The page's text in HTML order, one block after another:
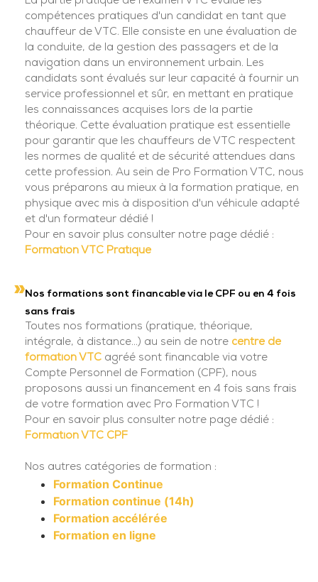
compétences pratiques d'un candidat en tant que
chauffeur de VTC. Elle consiste en une évaluation de
la conduite, de la gestion des passagers et de la
navigation dans un environnement urbain. Les
candidats sont évalués sur leur capacité à fournir un
service professionnel et sûr, en mettant en pratique
les connaissances acquises lors de la partie
théorique. Cette évaluation pratique est essentielle
pour garantir que les chauffeurs de VTC respectent
les normes de qualité et de sécurité attendues dans
cette profession. Au sein de Pro Formation VTC, nous
vous préparons au mieux à la formation pratique, en
physique avec mis à disposition d'un véhicule adapté
et d'un formateur dédié !
Pour en savoir plus consulter notre page dédié :
Formation VTC Pratique
Nos formations sont financable via le CPF ou en 4 fois
sans frais
Toutes nos formations (pratique, théorique,
intégrale, à distance...) au sein de notre centre de
formation VTC agréé sont financable via votre
Compte Personnel de Formation (CPF), nous
proposons aussi un financement en 4 fois sans frais
de votre formation avec Pro Formation VTC !
Pour en savoir plus consulter notre page dédié :
Formation VTC CPF
Nos autres catégories de formation :
Formation Continue
Formation continue (14h)
Formation accélérée
Formation en ligne